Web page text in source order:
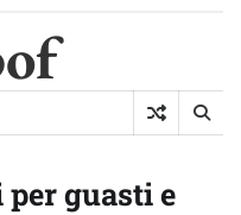
guasti e